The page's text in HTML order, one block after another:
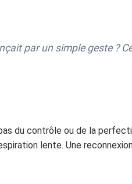
par un simple geste ?
du contrôle ou de la
lente. Une